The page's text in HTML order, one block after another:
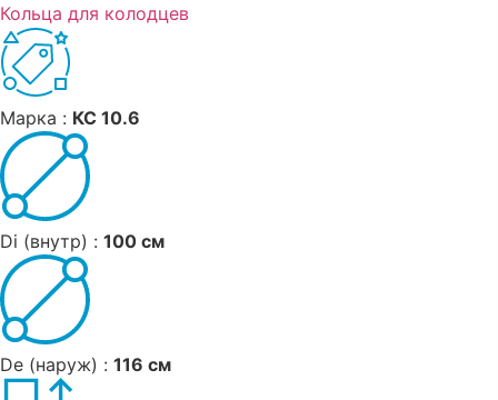
Кольца для колодцев
Марка : КС 10.6
Di (внутр) : 100 см
De (наруж) : 116 см